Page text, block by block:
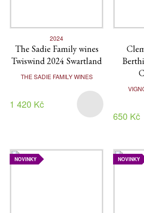
2024
The Sadie Family wines
Twiswind 2024 Swartland
THE SADIE FAMILY WINES
1 420 Kč
650 Kč
NOVINKY NOVINKY